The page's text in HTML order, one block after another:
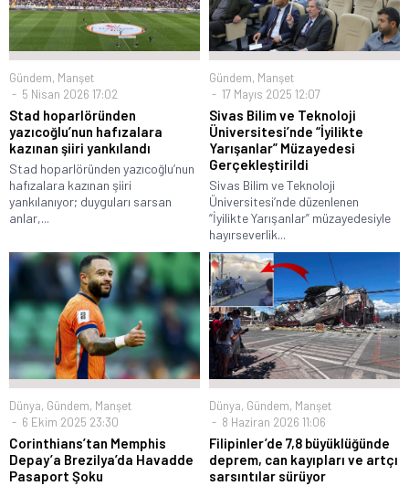
Gündem, Manşet
5 Nisan 2026 17:02
Stad hoparlöründen
yazıcoğlu’nun hafızalara
kazınan şiiri yankılandı
Stad hoparlöründen yazıcoğlu’nun
hafızalara kazınan şiiri
yankılanıyor; duyguları sarsan
anlar,...
Gündem, Manşet
17 Mayıs 2025 12:07
Sivas Bilim ve Teknoloji
Üniversitesi’nde “İyilikte
Yarışanlar” Müzayedesi
Gerçekleştirildi
Sivas Bilim ve Teknoloji
Üniversitesi’nde düzenlenen
“İyilikte Yarışanlar” müzayedesiyle
hayırseverlik...
Dünya, Gündem, Manşet
6 Ekim 2025 23:30
Corinthians’tan Memphis
Depay’a Brezilya’da Havadde
Pasaport Şoku
Dünya, Gündem, Manşet
8 Haziran 2026 11:06
Filipinler’de 7,8 büyüklüğünde
deprem, can kayıpları ve artçı
sarsıntılar sürüyor